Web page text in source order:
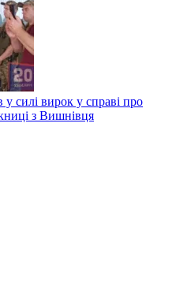
силі вирок у справі про
з Вишнівця